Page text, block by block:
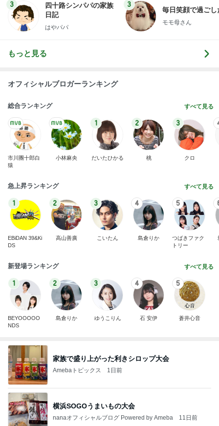
3
四十路シンパパの家族
日記
はやパパ
3
毎日笑顔で過ごし
モモ母さん
もっと見る
オフィシャルブロガーランキング
総合ランキング すべて見る
市川團十郎白
猿
小林麻央
1
だいたひかる
2
桃
3
クロ
急上昇ランキング すべて見る
1
EBiDAN 39&Ki
DS
2
高山善廣
3
こいたん
4
島倉りか
5
つばきファク
トリー
新登場ランキング すべて見る
1
BEYOOOOO
NDS
2
島倉りか
3
ゆうこりん
4
石 安伊
5
蒼井心音
家族で盛り上がった利きシロップ大会
Amebaトピックス 1日前
横浜SOGOうまいもの大会
nanaオフィシャルブログ Powered by Ameba 11日前